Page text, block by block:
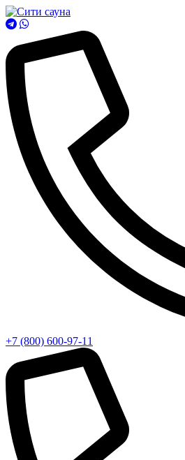
+7 (800) 600-97-11